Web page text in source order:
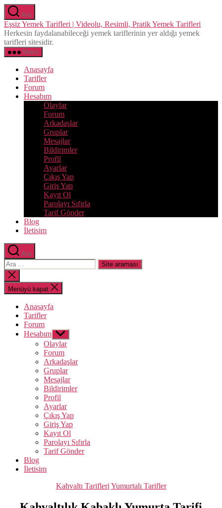
İçeriğe
atla
Ara
Eşsiz Yemek Tarifleri | Videolu, Resimli, Pratik Yemek Tarifleri
Herkesin faydalanabileceği yemek tariflerinin yer aldığı yemek
tarifleri sitesidir.
Menü
Anasayfa
Tarifler
Forum
Hesabım
Olaylar
Forum
Arkadaşlar
Gruplar
Mesajlar
Bildirimler
Profil
Ayarlar
Çıkış Yap
Giriş Yap
Kayıt Ol
Parolayı Sıfırla
Tarif Gönder
Blog
İletisim
Ara
Arama
yap:
Aramayı
kapat
Menüyü kapat
Anasayfa
Tarifler
Forum
Hesabım Alt
menüyü
göster
Olaylar
Forum
Arkadaşlar
Gruplar
Mesajlar
Bildirimler
Profil
Ayarlar
Çıkış Yap
Giriş Yap
Kayıt Ol
Parolayı Sıfırla
Tarif Gönder
Blog
İletisim
Kategoriler
Kahvaltı Tarifleri Yumurtalı Tarifler